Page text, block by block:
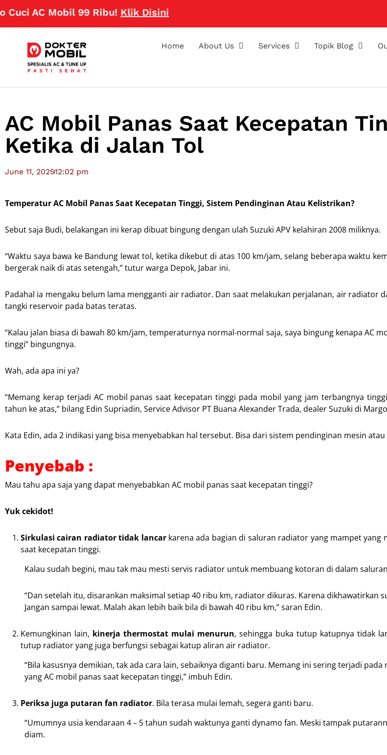
Mobil 99 Ribu! Klik Disini
Home About Us Services Topik Blog
AC Mobil Panas Saat Kecepatan
Ketika di Jalan Tol
June 11, 202512:02 pm
Temperatur AC Mobil Panas Saat Kecepatan Tinggi, Sistem Pendinginan Atau Kelistrikan?
Sebut saja Budi, belakangan ini kerap dibuat bingung dengan ulah Suzuki APV kelahiran 2008 miliknya.
“Waktu saya bawa ke Bandung lewat tol, ketika dikebut di atas 100 km/jam, selang beberapa waktu
bergerak naik di atas setengah,” tutur warga Depok, Jabar ini.
Padahal ia mengaku belum lama mengganti air radiator. Dan saat melakukan perjalanan, air radiator
tangki reservoir pada batas teratas.
“Kalau jalan biasa di bawah 80 km/jam, temperaturnya normal-normal saja, saya bingung kenapa AC
tinggi” bingungnya.
Wah, ada apa ini ya?
“Memang kerap terjadi AC mobil panas saat kecepatan tinggi pada mobil yang jam terbangnya
tahun ke atas,” bilang Edin Supriadin, Service Advisor PT Buana Alexander Trada, dealer Suzuki di
Kata Edin, ada 2 indikasi yang bisa menyebabkan hal tersebut. Bisa dari sistem pendinginan mesin
Penyebab :
Mau tahu apa saja yang dapat menyebabkan AC mobil panas saat kecepatan tinggi?
Yuk cekidot!
Sirkulasi cairan radiator tidak lancarkarena ada bagian di saluran radiator yang mampet yang
saat kecepatan tinggi.
Kalau sudah begini, mau tak mau mesti servis radiator untuk membuang kotoran di dalam
“Dan setelah itu, disarankan maksimal setiap 40 ribu km, radiator dikuras. Karena dikhawatirkan
Jangan sampai lewat. Malah akan lebih baik bila di bawah 40 ribu km,” saran Edin.
Kemungkinan lain, kinerja thermostat mulai menurun, sehingga buka tutup katupnya tidak
tutup radiator yang juga berfungsi sebagai katup aliran air radiator.
“Bila kasusnya demikian, tak ada cara lain, sebaiknya diganti baru. Memang ini sering terjadi
yang AC mobil panas saat kecepatan tinggi,” imbuh Edin.
Periksa juga putaran fan radiator. Bila terasa mulai lemah, segera ganti baru.
“Umumnya usia kendaraan 4 – 5 tahun sudah waktunya ganti dynamo fan. Meski tampak
diam.